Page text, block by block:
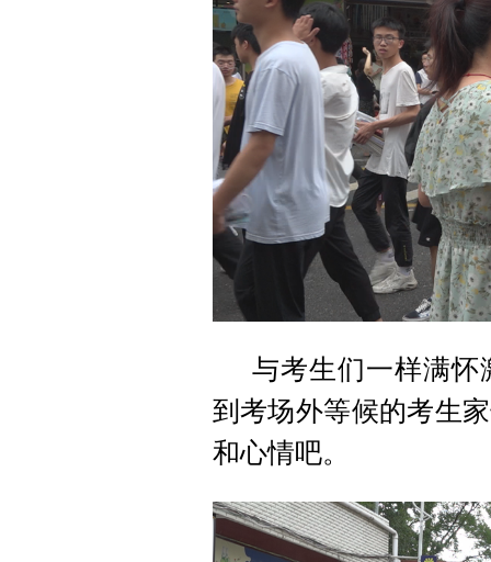
与考生们一样满怀
到考场外等候的考生
和心情吧。